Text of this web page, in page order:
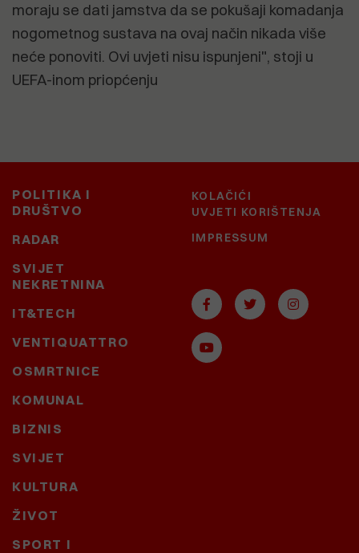
moraju se dati jamstva da se pokušaji komadanja
nogometnog sustava na ovaj način nikada više
neće ponoviti. Ovi uvjeti nisu ispunjeni", stoji u
UEFA-inom priopćenju
POLITIKA I
DRUŠTVO
RADAR
SVIJET
NEKRETNINA
IT&TECH
VENTIQUATTRO
OSMRTNICE
KOMUNAL
BIZNIS
SVIJET
KULTURA
ŽIVOT
SPORT I
KOLAČIĆI
UVJETI KORIŠTENJA
IMPRESSUM